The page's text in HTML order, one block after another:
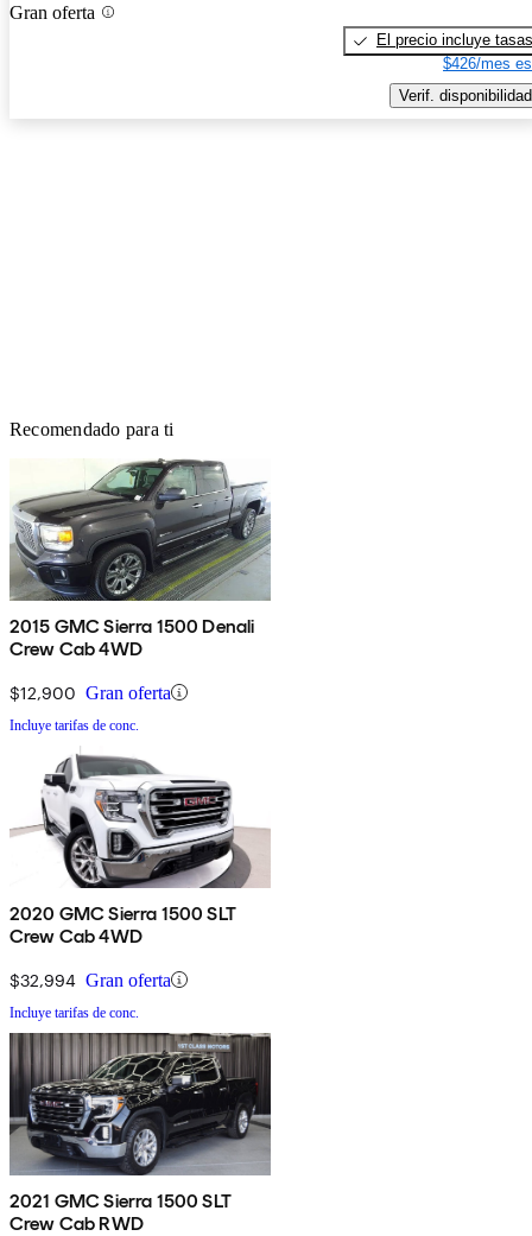
Gran oferta
El precio incluye tasas
$426/mes
Verif. disponibilidad
Recomendado para ti
2015 GMC Sierra 1500 Denali
Crew Cab 4WD
$12,900 Gran oferta
Incluye tarifas de conc.
2020 GMC Sierra 1500 SLT
Crew Cab 4WD
$32,994 Gran oferta
Incluye tarifas de conc.
2021 GMC Sierra 1500 SLT
Crew Cab RWD